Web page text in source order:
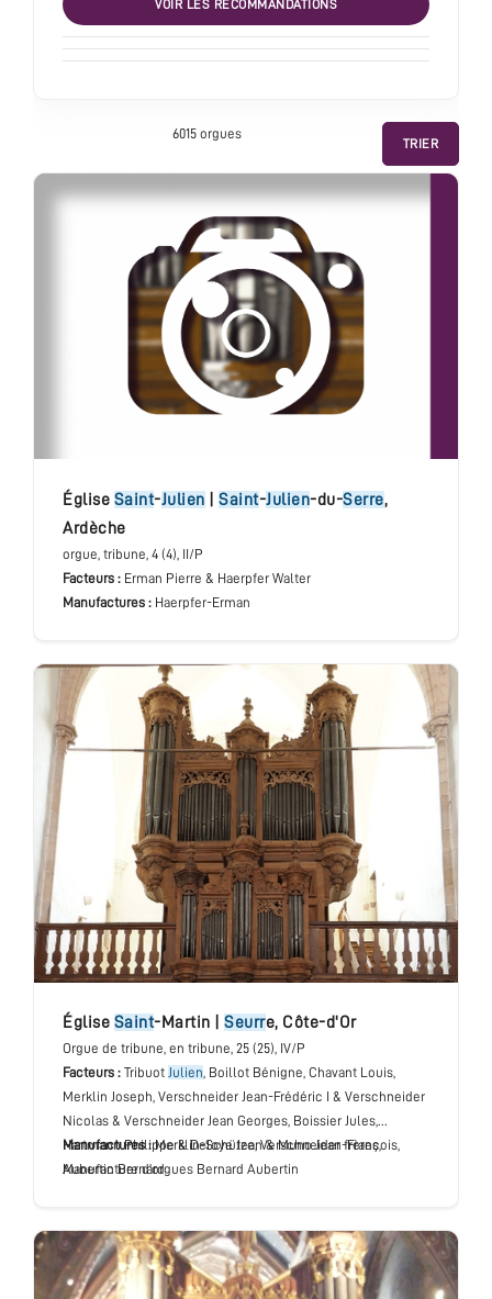
VOIR LES RECOMMANDATIONS
TRIER
6015 orgues
Église Saint-Julien Saint-Julien-du-Serre,
Ardèche
orgue, tribune, 4 (4), II/P
Facteurs : Erman Pierre & Haerpfer Walter
Manufactures : Haerpfer-Erman
église Saint-Martin Seurre, Côte-d'Or
Orgue de tribune, en tribune, 25 (25), IV/P
Facteurs : Tribuot Julien, Boillot Bénigne, Chavant Louis,
Merklin Joseph, Verschneider Jean-Frédéric I & Verschneider
Nicolas & Verschneider Jean Georges, Boissier Jules,
Hartmann Philippe & Deloye Jean & Muno Jean-François,
Aubertin Bernard
Manufactures : Merklin-Schütze, Verschneider frères,
Manufacture d’orgues Bernard Aubertin